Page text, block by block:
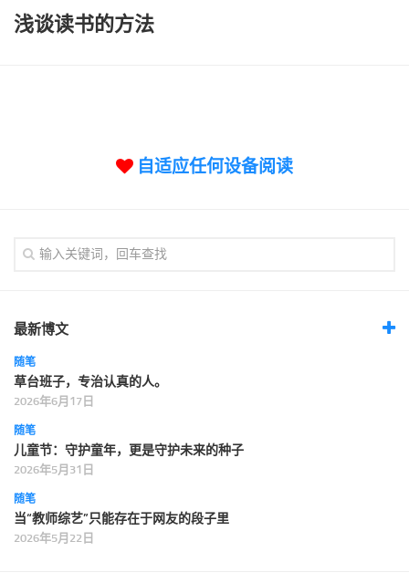
友情链接
浅谈读书的方法
自适应任何设备阅读
最新博文
随笔
草台班子，专治认真的人。
2026年6月17日
随笔
儿童节：守护童年，更是守护未来的种子
2026年5月31日
随笔
当“教师综艺”只能存在于网友的段子里
2026年5月22日